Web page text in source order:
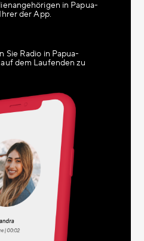
in Papua-
der App.
Sie Radio in Papua-
dem Laufenden zu